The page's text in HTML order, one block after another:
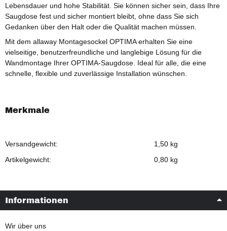
Lebensdauer und hohe Stabilität. Sie können sicher sein, dass Ihre
Saugdose fest und sicher montiert bleibt, ohne dass Sie sich
Gedanken über den Halt oder die Qualität machen müssen.
Mit dem allaway Montagesockel OPTIMA erhalten Sie eine
vielseitige, benutzerfreundliche und langlebige Lösung für die
Wandmontage Ihrer OPTIMA-Saugdose. Ideal für alle, die eine
schnelle, flexible und zuverlässige Installation wünschen.
Merkmale
Versandgewicht:
1,50 kg
Artikelgewicht:
0,80 kg
Informationen
Wir über uns